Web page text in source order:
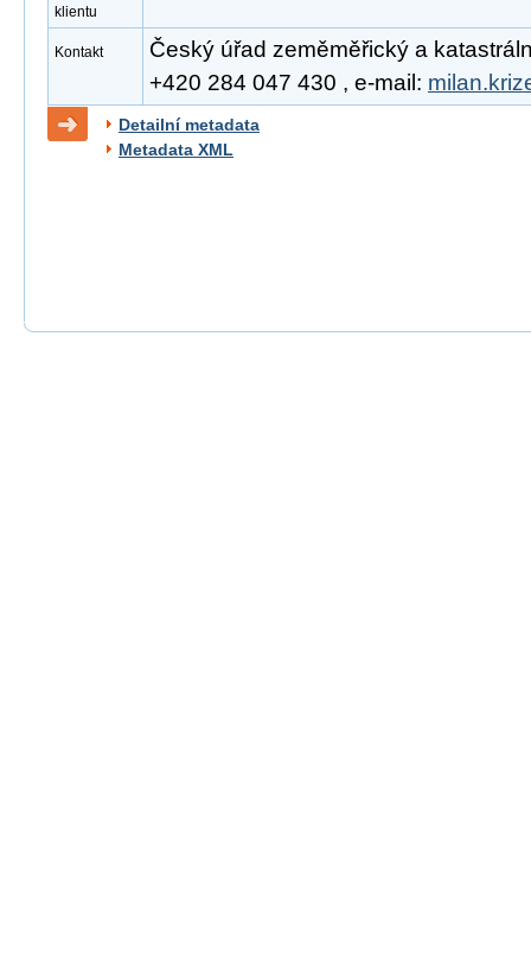
klientu
Kontakt
Český úřad zeměměřický a
+420 284 047 430 , e-mail:
Detailní metadata
Metadata XML